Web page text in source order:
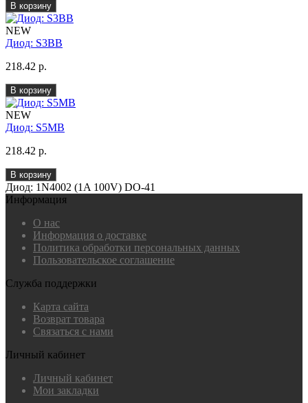
В корзину
NEW
Диод: S3BB
218.42 р.
В корзину
NEW
Диод: S5MB
218.42 р.
В корзину
Диод: 1N4002 (1A 100V) DO-41
Информация
О нас
Информация о доставке
Политика обработки персональных данных
Пользовательское соглашение
Служба поддержки
Карта сайта
Возврат товара
Связаться с нами
Личный кабинет
Личный кабинет
Мои закладки